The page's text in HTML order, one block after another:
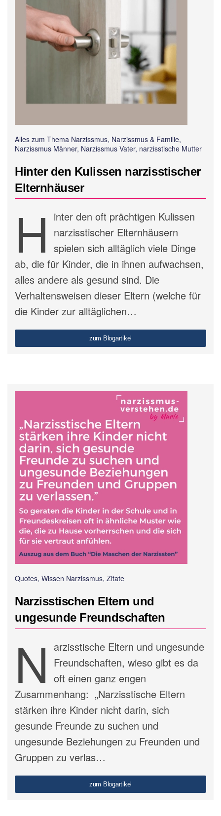
Alles zum Thema Narzissmus, Narzissmus & Familie,
Narzissmus Männer, Narzissmus Vater, narzisstische Mutter
Hinter den Kulissen narzisstischer
Elternhäuser
H
inter den oft prächtigen Kulissen
narzisstischer Elternhäusern
spielen sich alltäglich viele Dinge
ab, die für Kinder, die in ihnen aufwachsen,
alles andere als gesund sind. Die
Verhaltensweisen dieser Eltern (welche für
die Kinder zur alltäglichen…
zum Blogartikel
Quotes, Wissen Narzissmus, Zitate
Narzisstischen Eltern und
ungesunde Freundschaften
N
arzisstische Eltern und ungesunde
Freundschaften, wieso gibt es da
oft einen ganz engen
Zusammenhang: „Narzisstische Eltern
stärken ihre Kinder nicht darin, sich
gesunde Freunde zu suchen und
ungesunde Beziehungen zu Freunden und
Gruppen zu verlas…
zum Blogartikel